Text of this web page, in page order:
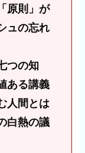
原則」が
ュの忘れ
つの知
ある講義
人間とは
白熱の議